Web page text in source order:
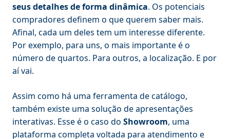
seus detalhes de forma dinâmica. Os potenciais
compradores definem o que querem saber mais.
Afinal, cada um deles tem um interesse diferente.
Por exemplo, para uns, o mais importante é o
número de quartos. Para outros, a localização. E por
aí vai.
Assim como há uma ferramenta de catálogo,
também existe uma solução de apresentações
interativas. Esse é o caso do Showroom, uma
plataforma completa voltada para atendimento e